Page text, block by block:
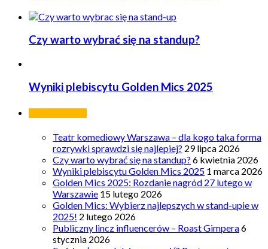
Czy warto wybrać się na standup?
Wyniki plebiscytu Golden Mics 2025
Teatr komediowy Warszawa – dla kogo taka forma
rozrywki sprawdzi się najlepiej? 29 lipca 2026
Czy warto wybrać się na standup? 6 kwietnia 2026
Wyniki plebiscytu Golden Mics 2025 1 marca 2026
Golden Mics 2025: Rozdanie nagród 27 lutego w
Warszawie 15 lutego 2026
Golden Mics: Wybierz najlepszych w stand-upie w
2025! 2 lutego 2026
Publiczny lincz influencerów – Roast Gimpera6
stycznia 2026